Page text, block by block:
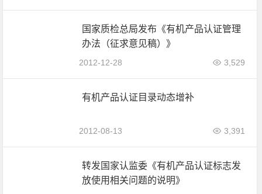
国家质检总局发布《有机产品认证管理
办法（征求意见稿）》
2012-12-28 3,529
有机产品认证目录动态增补
2012-08-13 3,391
转发国家认监委《有机产品认证标志发
放使用相关问题的说明》